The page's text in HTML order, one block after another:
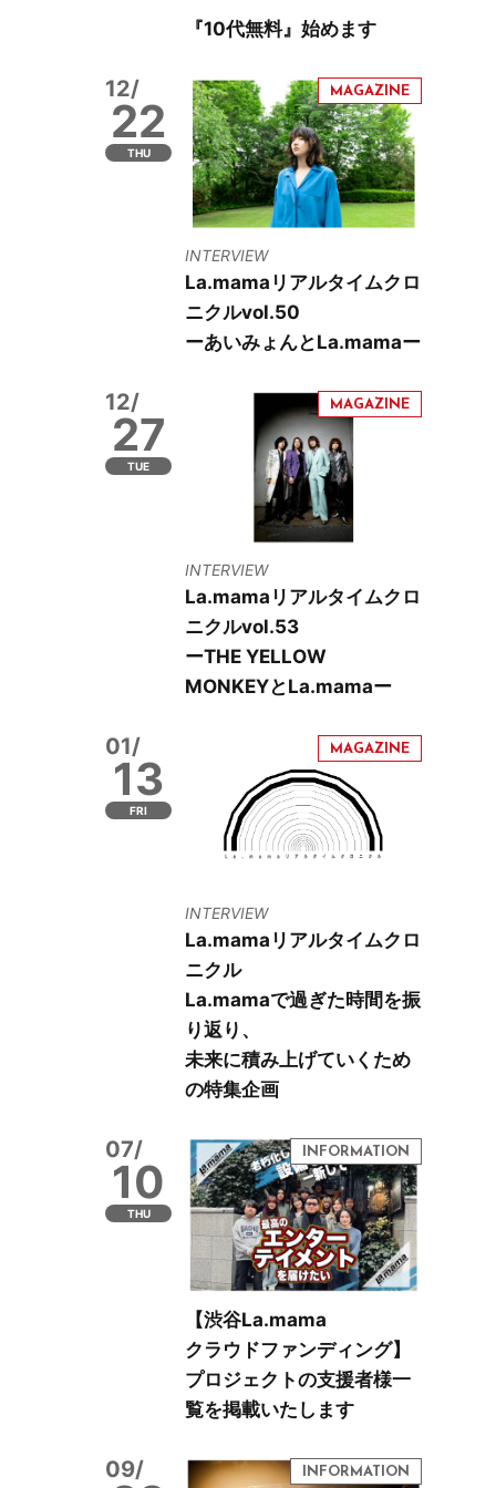
『10代無料』始めます
12/
22
THU
INTERVIEW
La.mamaリアルタイムクロ
ニクルvol.50
ーあいみょんとLa.mamaー
12/
27
TUE
INTERVIEW
La.mamaリアルタイムクロ
ニクルvol.53
ーTHE YELLOW
MONKEYとLa.mamaー
01/
13
FRI
INTERVIEW
La.mamaリアルタイムクロ
ニクル
La.mamaで過ぎた時間を振
り返り、
未来に積み上げていくため
の特集企画
07/
10
THU
【渋谷La.mama
クラウドファンディング】
プロジェクトの支援者様一
覧を掲載いたします
09/